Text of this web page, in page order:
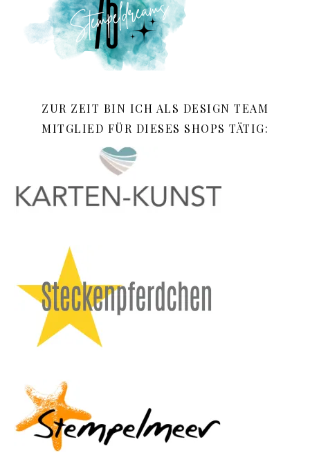
ZUR ZEIT BIN ICH ALS DESIGN TEAM
MITGLIED FÜR DIESES SHOPS TÄTIG: